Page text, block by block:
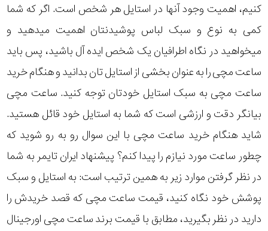
کنیم، اهمیت وجود آنها در استایل هر شخص است. اگر که شما
کمی به نوع و سبک لباس پوشیدنتان اهمیت میدهید و
میخواهید در نگاه اطرافیان یک شخص ایده آل باشید، پس باید
ساعت مچی را به عنوان بخشی از استایل تان بدانید و هنگام خرید
ساعت مچی به سبک استایل خودتان توجه کنید. ساعت مچی
بیانگر دقت و ارزشی است که شما به استایل خود قائل هستید.
شاید هنگام خرید ساعت مچی با این سوال رو به رو شوید که
چطور ساعت مورد نیازم را پیدا کنم؟ پیشنهاد ایران تایمر به شما
در نظر گرفتن موارد زیر به همین ترتیب است: به استایل و سبک
پوشش خود نگاه کنید، قیمت ساعت مچی که قصد خریدش را
دارید در نظر بگیرید، مطابق با قیمت برند ساعت مچی اورجینال
لیکوپر
آدیداس
متی
پیر
جنسیت
استایل
محدوده
عرض